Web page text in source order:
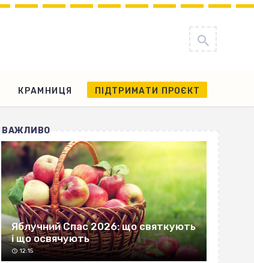
КРАМНИЦЯ ПІДТРИМАТИ ПРОЄКТ
ВАЖЛИВО
Яблучний Спас 2026: що святкують
і що освячують
12:15